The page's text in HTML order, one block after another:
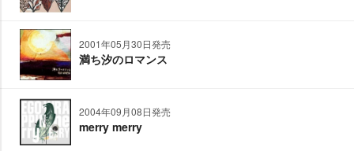
2001年05月30日発売
満ち汐のロマンス
2004年09月08日発売
merry merry